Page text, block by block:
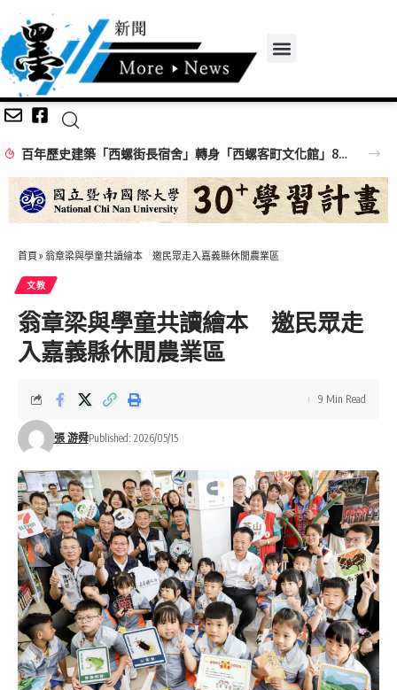
百年歷史建築「西螺街長宿舍」轉身「西螺客町文化館」8/8啟用 首展解密日治至今政治變遷史
首頁 » 翁章梁與學童共讀繪本 邀民眾走入嘉義縣休閒農業區
文教
翁章梁與學童共讀繪本 邀民眾走
入嘉義縣休閒農業區
張 游舜Published: 2026/05/15
9 Min Read